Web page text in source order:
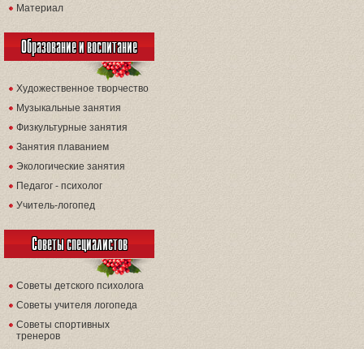
Материал
Образование и воспитание
Художественное творчество
Музыкальные занятия
Физкультурные занятия
Занятия плаванием
Экологические занятия
Педагог - психолог
Учитель-логопед
Советы специалистов
Советы детского психолога
Советы учителя логопеда
Советы спортивных
тренеров